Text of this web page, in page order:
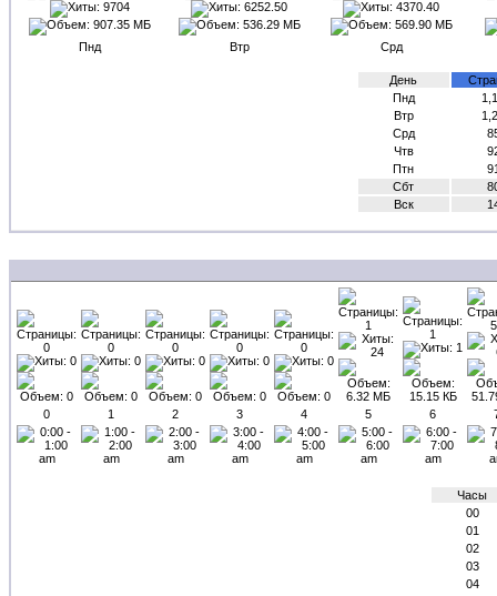
Пнд Втр Срд
День
Пнд
Втр
Срд
Чтв
Птн
Сбт
Вск
0 1 2 3 4 5 6
Часы
00
01
02
03
04